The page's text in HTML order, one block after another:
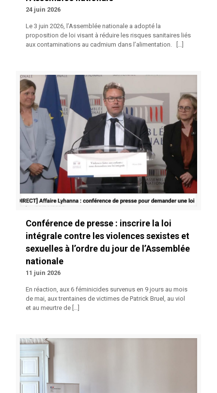
24 juin 2026
Le 3 juin 2026, l’Assemblée nationale a adopté la
proposition de loi visant à réduire les risques sanitaires liés
aux contaminations au cadmium dans l’alimentation.
Conférence de presse : inscrire la loi
intégrale contre les violences sexistes et
sexuelles à l’ordre du jour de l’Assemblée
nationale
11 juin 2026
En réaction, aux 6 féminicides survenus en 9 jours au mois
de mai, aux trentaines de victimes de Patrick Bruel, au viol
et au meurtre de